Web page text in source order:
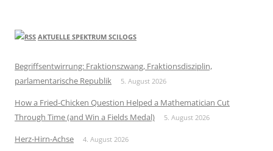
AKTUELLE SPEKTRUM SCILOGS
Begriffsentwirrung: Fraktionszwang, Fraktionsdisziplin,
parlamentarische Republik
5. August 2026
How a Fried-Chicken Question Helped a Mathematician Cut
Through Time (and Win a Fields Medal)
5. August 2026
Herz-Hirn-Achse 4. August 2026